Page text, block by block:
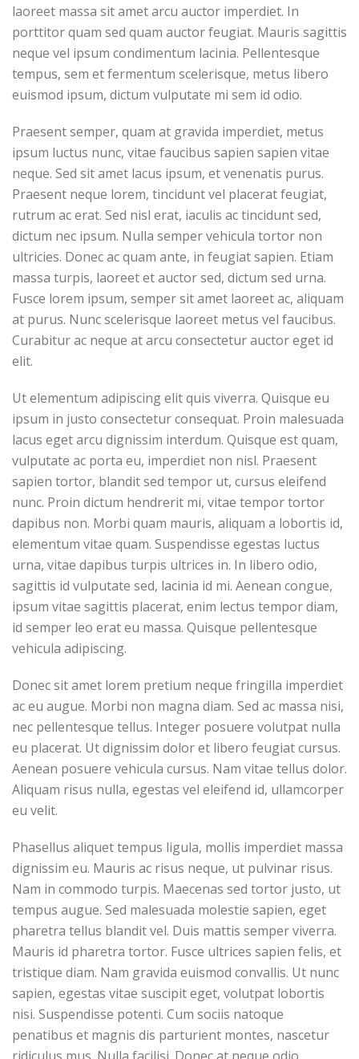
laoreet massa sit amet arcu auctor imperdiet. In
porttitor quam sed quam auctor feugiat. Mauris sagittis
neque vel ipsum condimentum lacinia. Pellentesque
tempus, sem et fermentum scelerisque, metus libero
euismod ipsum, dictum vulputate mi sem id odio.
Praesent semper, quam at gravida imperdiet, metus
ipsum luctus nunc, vitae faucibus sapien sapien vitae
neque. Sed sit amet lacus ipsum, et venenatis purus.
Praesent neque lorem, tincidunt vel placerat feugiat,
rutrum ac erat. Sed nisl erat, iaculis ac tincidunt sed,
dictum nec ipsum. Nulla semper vehicula tortor non
ultricies. Donec ac quam ante, in feugiat sapien. Etiam
massa turpis, laoreet et auctor sed, dictum sed urna.
Fusce lorem ipsum, semper sit amet laoreet ac, aliquam
at purus. Nunc scelerisque laoreet metus vel faucibus.
Curabitur ac neque at arcu consectetur auctor eget id
elit.
Ut elementum adipiscing elit quis viverra. Quisque eu
ipsum in justo consectetur consequat. Proin malesuada
lacus eget arcu dignissim interdum. Quisque est quam,
vulputate ac porta eu, imperdiet non nisl. Praesent
sapien tortor, blandit sed tempor ut, cursus eleifend
nunc. Proin dictum hendrerit mi, vitae tempor tortor
dapibus non. Morbi quam mauris, aliquam a lobortis id,
elementum vitae quam. Suspendisse egestas luctus
urna, vitae dapibus turpis ultrices in. In libero odio,
sagittis id vulputate sed, lacinia id mi. Aenean congue,
ipsum vitae sagittis placerat, enim lectus tempor diam,
id semper leo erat eu massa. Quisque pellentesque
vehicula adipiscing.
Donec sit amet lorem pretium neque fringilla imperdiet
ac eu augue. Morbi non magna diam. Sed ac massa nisi,
nec pellentesque tellus. Integer posuere volutpat nulla
eu placerat. Ut dignissim dolor et libero feugiat cursus.
Aenean posuere vehicula cursus. Nam vitae tellus dolor.
Aliquam risus nulla, egestas vel eleifend id, ullamcorper
eu velit.
Phasellus aliquet tempus ligula, mollis imperdiet massa
dignissim eu. Mauris ac risus neque, ut pulvinar risus.
Nam in commodo turpis. Maecenas sed tortor justo, ut
tempus augue. Sed malesuada molestie sapien, eget
pharetra tellus blandit vel. Duis mattis semper viverra.
Mauris id pharetra tortor. Fusce ultrices sapien felis, et
tristique diam. Nam gravida euismod convallis. Ut nunc
sapien, egestas vitae suscipit eget, volutpat lobortis
nisi. Suspendisse potenti. Cum sociis natoque
penatibus et magnis dis parturient montes, nascetur